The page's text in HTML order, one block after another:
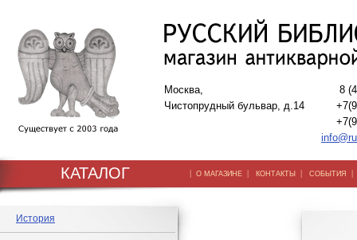
Москва,
Чистопрудный бульвар, д.14
8
КАТАЛОГ | О МАГАЗИНЕ | КОНТАКТЫ | СОБЫТИЯ
История